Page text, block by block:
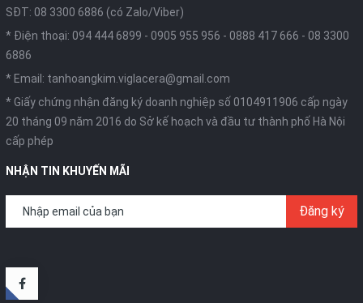
SĐT: 08 3300 6886 (có Zalo/Viber)
* Điện thoại: 094 444 6899 - 0905 955 956 - 0888 417 666 - 08 3300
6886
* Email: tanhoangkim.viglacera@gmail.com
* Giấy chứng nhận đăng ký doanh nghiệp số 0104911906 cấp ngày
20 tháng 09 năm 2016 do Sở kế hoạch và đầu tư thành phố Hà Nội
cấp phép
NHẬN TIN KHUYẾN MÃI
Đăng ký